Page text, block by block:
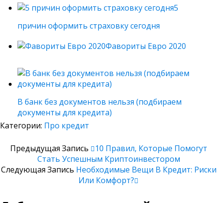
5
причин оформить страховку сегодня
Фавориты Евро 2020
В банк без документов нельзя (подбираем
документы для кредита)
Категории: Про кредит
Предыдущая Запись
10 Правил, Которые Помогут
Стать Успешным Криптоинвестором
Следующая Запись Необходимые Вещи В Кредит: Риски
Или Комфорт?